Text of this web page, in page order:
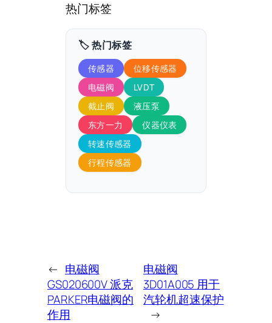
热门标签
🏷️ 热门标签
传感器
位移传感器
电磁阀
LVDT
截止阀
液压泵
东方一力
仪器仪表
转速传感器
行程传感器
← 电磁阀
GS020600V 派克
PARKER电磁阀的
作用
电磁阀
3D01A005 用于
汽轮机超速保护
→